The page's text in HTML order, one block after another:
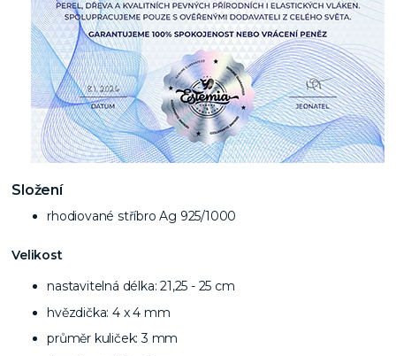
Složení
rhodiované stříbro Ag 925/1000
Velikost
nastavitelná délka: 21,25 - 25 cm
hvězdička: 4 x 4 mm
průměr kuliček: 3 mm